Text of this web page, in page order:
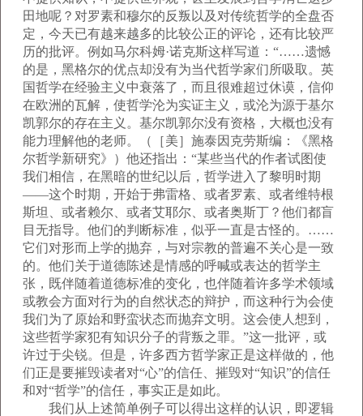
田地呢？对罗素和穆尔的反叛以及对传统哲学的全盘否
定，今天已有越来越多的比较公正的评论，还有比较严
历的批评。例如马尔科姆·诺克斯这样写道：“……遗憾
的是，黑格尔的优点却没有为当代哲学家们所吸取。英
国哲学在经验主义中衰落了，而且很难超过休谟，信仰
在欧洲的瓦解，使哲学沦为实证主义，或沦为源于基尔
凯郭尔的存在主义。基尔凯郭尔没有资格，大概也没有
能力理解他的老师。（［美］施泰因克劳斯编：《黑格
尔哲学新研究》）他还指出：“某些当代的作者试图使
我们相信，在黑暗的世纪以后，哲学进入了黎明时期
——这个时期，开始于弗雷格、或者罗素、或者维特根
斯坦、或者赖尔、或者艾耶尔、或者奥斯丁？他们都盲
目无指导。他们的判断标准，似乎一直是古怪的。……
它们对形而上学的抛弃，与对宗教的普遍不关心是一致
的。他们关于道德陈述是情感的呼喊或表达的哲学主
张，既伴随着道德标准的变化，也伴随着许多学术领域
或教会方面对行为的自然状态的辩护，而这种行为会使
我们为了原始和野蛮状态而抛弃文明。这会使人想到，
这些哲学家犯有知识分子的背叛之罪。”这一批评，或
许过于尖锐。但是，许多西方哲学家正是这样做的，他
们正是要摧毁读者对“心”的信任、摧毁对“知识”的信任
和对“哲学”的信任，事实正是如此。
我们从上述简单例子可以得出这样的认识，即逻辑